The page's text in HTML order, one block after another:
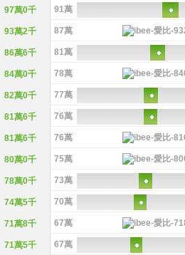
97萬0千 91萬
93萬2千 87萬
86萬6千 81萬
84萬0千 78萬
82萬0千 77萬
81萬6千 76萬
81萬6千 76萬
80萬0千 75萬
78萬0千 73萬
74萬5千 70萬
71萬8千 67萬
71萬5千 67萬